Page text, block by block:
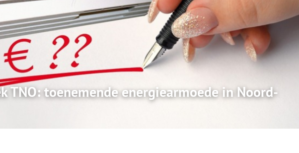
TNO: toenemende energiearmoede in Noord-